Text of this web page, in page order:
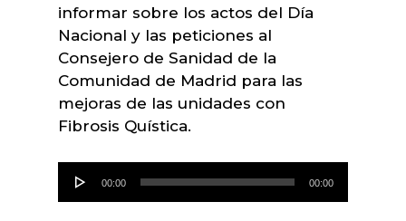
informar sobre los actos del Día
Nacional y las peticiones al
Consejero de Sanidad de la
Comunidad de Madrid para las
mejoras de las unidades con
Fibrosis Quística.
Reproductor
00:00 00:00